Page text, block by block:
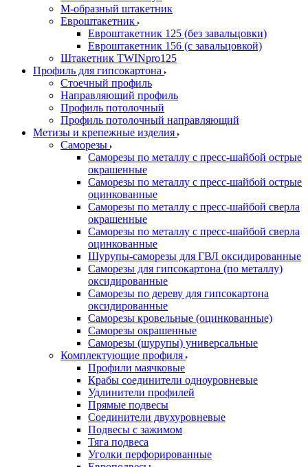
М-образный штакетник
Евроштакетник
Евроштакетник 125 (без завальцовки)
Евроштакетник 156 (с завальцовкой)
Штакетник TWINpro125
Профиль для гипсокартона
Стоечный профиль
Направляющий профиль
Профиль потолочный
Профиль потолочный направляющий
Метизы и крепежные изделия
Саморезы
Саморезы по металлу с пресс-шайбой острые
окрашенные
Саморезы по металлу с пресс-шайбой острые
оцинкованные
Саморезы по металлу с пресс-шайбой сверла
окрашенные
Саморезы по металлу с пресс-шайбой сверла
оцинкованные
Шурупы-саморезы для ГВЛ оксидированные
Саморезы для гипсокартона (по металлу)
оксидированные
Саморезы по дереву для гипсокартона
оксидированные
Саморезы кровельные (оцинкованные)
Саморезы окрашенные
Саморезы (шурупы) универсальные
Комплектующие профиля
Профили маячковые
Крабы соединители одноуровневые
Удлинители профилей
Прямые подвесы
Соединители двухуровневые
Подвесы с зажимом
Тяга подвеса
Уголки перфорированные